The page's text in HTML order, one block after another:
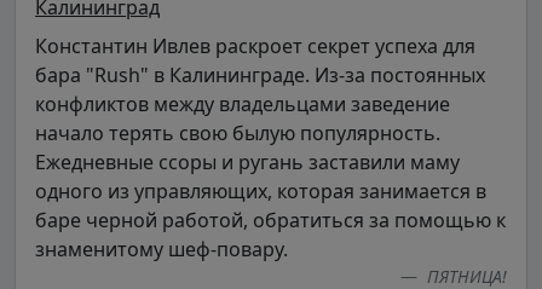
Калининград
Константин Ивлев раскроет секрет успеха для
бара "Rush" в Калининграде. Из-за постоянных
конфликтов между владельцами заведение
начало терять свою былую популярность.
Ежедневные ссоры и ругань заставили маму
одного из управляющих, которая занимается в
баре черной работой, обратиться за помощью к
знаменитому шеф-повару.
ПЯТНИЦА!